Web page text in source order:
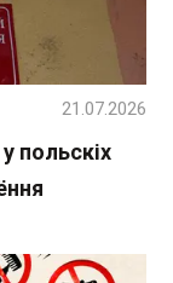
польскіх
21.07.2026